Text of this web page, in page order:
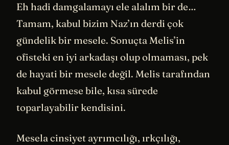
Eh hadi damgalamayı ele alalım bir de…
Tamam, kabul bizim Naz’ın derdi çok
gündelik bir mesele. Sonuçta Melis’in
ofisteki en iyi arkadaşı olup olmaması, pek
de hayati bir mesele değil. Melis tarafından
kabul görmese bile, kısa sürede
toparlayabilir kendisini.
Mesela cinsiyet ayrımcılığı, ırkçılığı,